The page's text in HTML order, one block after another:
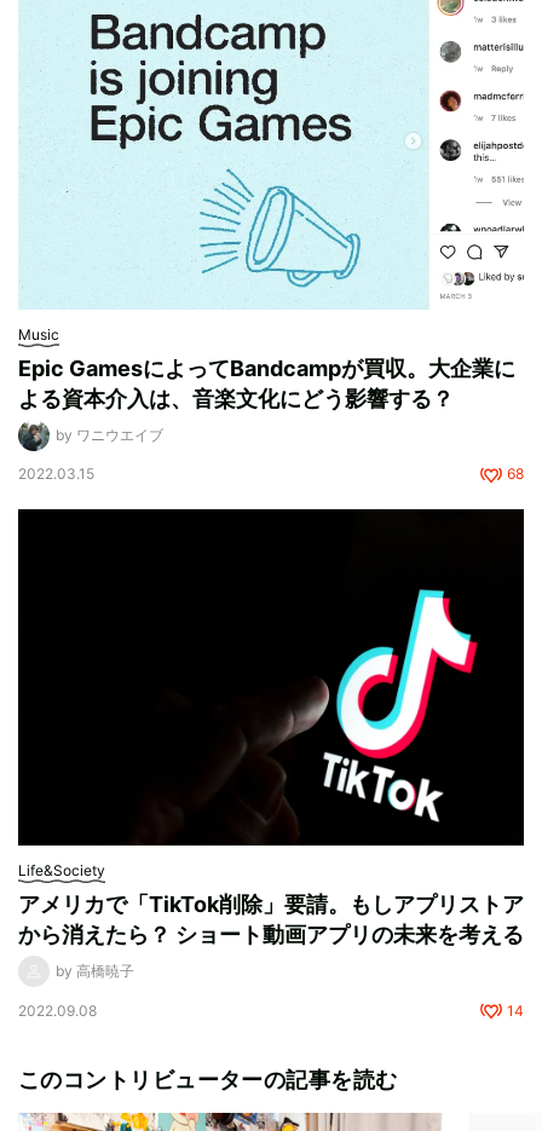
Music
Epic GamesによってBandcampが買収。大企業に
よる資本介入は、音楽文化にどう影響する？
by ワニウエイブ
2022.03.15 68
Life&Society
アメリカで「TikTok削除」要請。もしアプリストア
から消えたら？ ショート動画アプリの未来を考える
by 高橋暁子
2022.09.08 14
このコントリビューターの記事を読む